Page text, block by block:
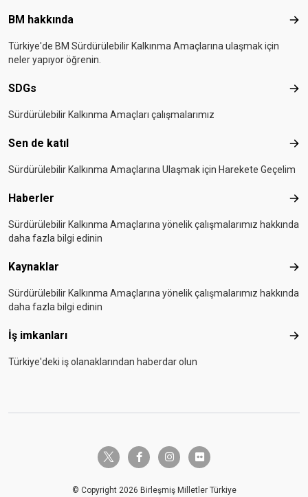
Footer menu
BM hakkında BM
Türkiye'de BM Sürdürülebilir Kalkınma Amaçlarına ulaşmak için
neler yapıyor öğrenin.
SDGs
Sürdürülebilir Kalkınma Amaçları çalışmalarımız
Sen de katıl
Sürdürülebilir Kalkınma Amaçlarına Ulaşmak için Harekete Geçelim
Haberler
Sürdürülebilir Kalkınma Amaçlarına yönelik çalışmalarımız hakkında
daha fazla bilgi edinin
Kaynaklar
Sürdürülebilir Kalkınma Amaçlarına yönelik çalışmalarımız hakkında
daha fazla bilgi edinin
İş imkanları İş
Türkiye'deki iş olanaklarından haberdar olun
twitter-x facebook-finstagramflickr
© Copyright 2026 Birleşmiş Milletler Türkiye